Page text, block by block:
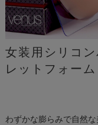
女装用シリコ
レットフォーム
わずかな膨らみで自然